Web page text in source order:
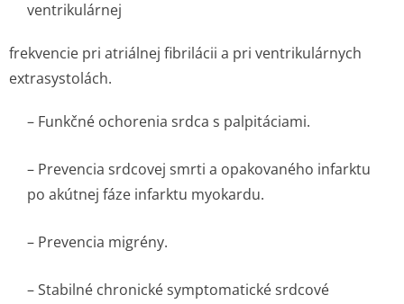
ventrikulárnej
frekvencie pri atriálnej fibrilácii a pri ventrikulárnych
extrasystolách.
– Funkčné ochorenia srdca s palpitáciami.
– Prevencia srdcovej smrti a opakovaného infarktu
po akútnej fáze infarktu myokardu.
– Prevencia migrény.
– Stabilné chronické symptomatické srdcové